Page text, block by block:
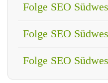
Folge SEO
Folge SEO
Folge SEO